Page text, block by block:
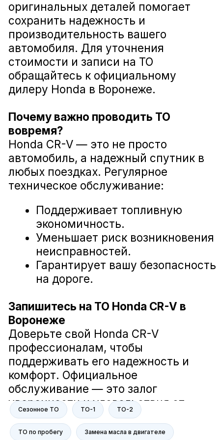
Диагностика ходовой части Honda CR-V
Сезонное ТО ТО-1 ТО-2
ТО по пробегу Замена масла в двигателе
автомобиль работал стабильно
и корректно.
Руководитель отдела сервиса компании
А-Драйв
Загорский Дмитрий
В компании А-Драйв мы заботимся
о вашем комфорте и безопасности
на дороге. Наша команда делает
всё возможное, чтобы ваш
автомобиль всегда был в отличном
состоянии. Мне действительно не
всё равно, и я гарантирую, что мы